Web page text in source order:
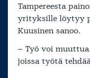
Tampereesta
yrityksille löytyy
Kuusinen sanoo.
– Työ voi
joissa työtä